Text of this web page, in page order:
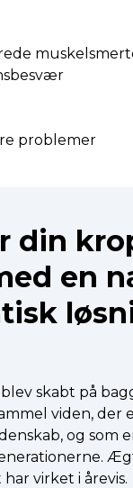
problemer
din
en
skabt på
viden, der
og som
virket i årevis.